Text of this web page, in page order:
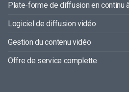
Plate-forme de diffusion en continu
Logiciel de diffusion vidéo
Gestion du contenu vidéo
Offre de service complette